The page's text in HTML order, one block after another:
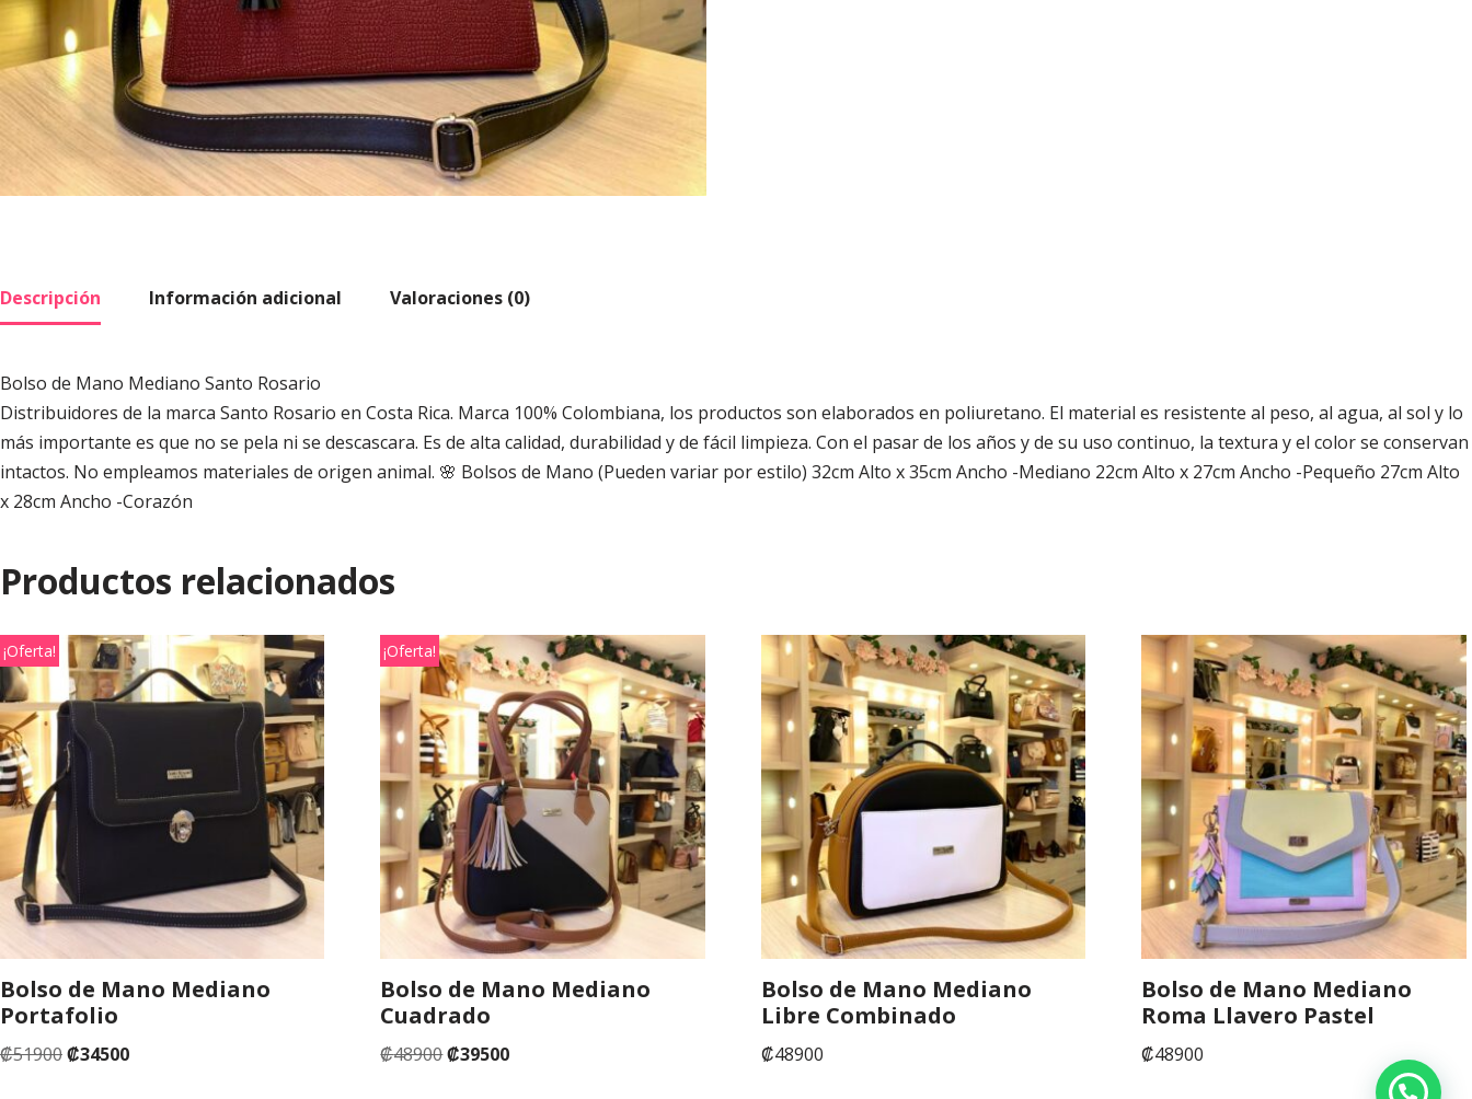
Descripción Información adicional Valoraciones (0)
Bolso de Mano Mediano Santo Rosario
Distribuidores de la marca Santo Rosario en Costa Rica. Marca 100% Colombiana, los productos son elaborados en poliuretano. El material es resistente al peso, al agua, al sol y lo
más importante es que no se pela ni se descascara. Es de alta calidad, durabilidad y de fácil limpieza. Con el pasar de los años y de su uso continuo, la textura y el color se conservan
intactos. No empleamos materiales de origen animal. 🌸 Bolsos de Mano (Pueden variar por estilo) 32cm Alto x 35cm Ancho -Mediano 22cm Alto x 27cm Ancho -Pequeño 27cm Alto
x 28cm Ancho -Corazón
Productos relacionados
¡Oferta!
Bolso de Mano Mediano
Portafolio
₡51900₡34500
¡Oferta!
Bolso de Mano Mediano
Cuadrado
₡48900₡39500
Bolso de Mano Mediano
Libre Combinado
₡48900
Bolso de Mano Mediano
Roma Llavero Pastel
₡48900